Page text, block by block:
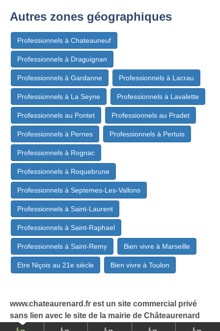
Autres zones géographiques
Professionnels à Chateauneuf
Professionnels à Draguignan
Professionnels à Gardanne Professionnels à Lacrau
Professionnels à La Seyne Professionnels à Lavalette
Professionnels au Pontet Professionnels au Pradet
Professionnels à Pernes Professionnels à Pertuis
Professionnels à Rognac
Professionnels à Roquebrune
Professionnels à Septemes-Les-Vallons
Professionnels à Saint-Laurent
Professionnels à Saint-Raphael
Professionnels à Saint-Remy Bien vivre à Marseille
Etre Niçois au 21e siècle Bien vivre à Toulon
www.chateaurenard.fr est un site commercial privé
sans lien avec le site de la mairie de Châteaurenard